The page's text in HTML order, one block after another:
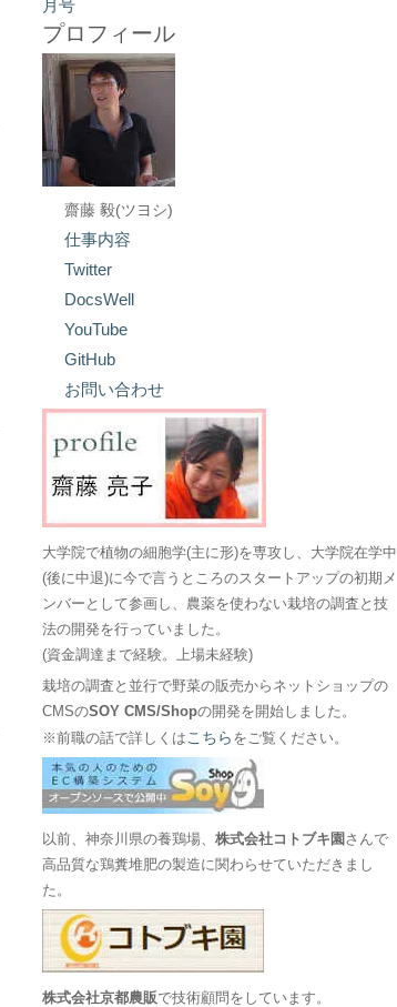
プロフィール
齋藤 毅(ツヨシ)
仕事内容
Twitter
DocsWell
YouTube
GitHub
お問い合わせ
大学院で植物の細胞学(主に形)を専攻し、大学院在学中
(後に中退)に今で言うところのスタートアップの初期メ
ンバーとして参画し、農薬を使わない栽培の調査と技
法の開発を行っていました。
(資金調達まで経験。上場未経験)
栽培の調査と並行で野菜の販売からネットショップの
CMSのSOY CMS/Shopの開発を開始しました。
※前職の話で詳しくは こちら をご覧ください。
以前、神奈川県の養鶏場、株式会社コトブキ園 さんで
高品質な鶏糞堆肥の製造に関わらせていただきまし
た。
株式会社京都農販で技術顧問をしています。